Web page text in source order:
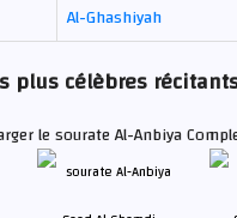
Al-Ghashiyah
plus célèbres
le sourate Al-Anbiya